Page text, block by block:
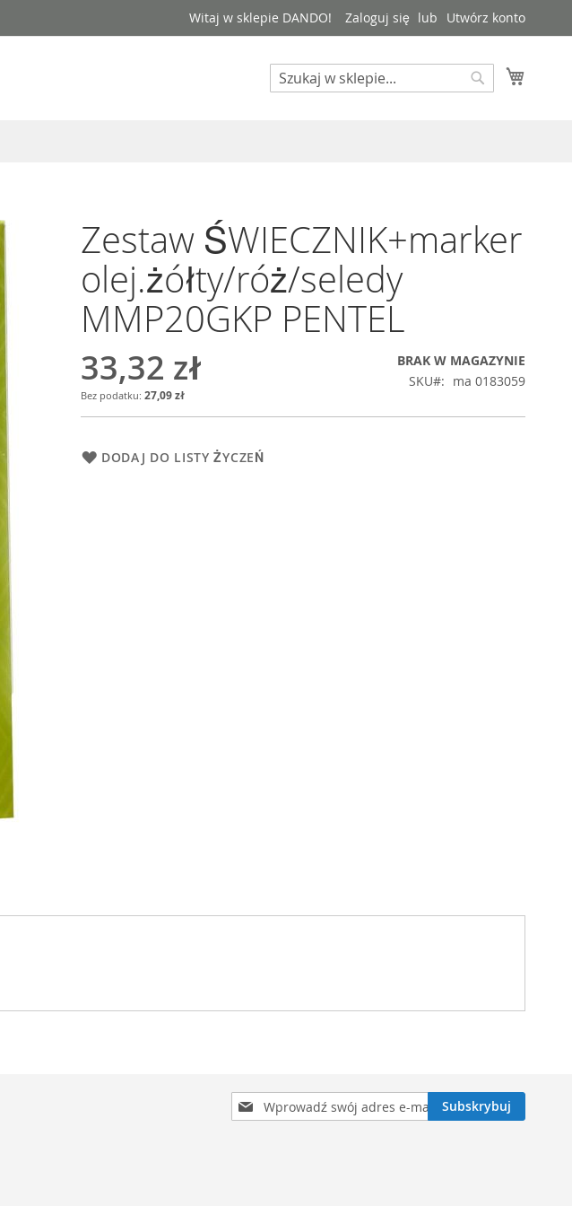
Witaj w sklepie DANDO! Zaloguj się Utwórz konto
Search
Zestaw ŚWIECZNIK+marker
olej.żółty/róż/seledy
MMP20GKP PENTEL
33,32 zł
27,09 zł
BRAK W MAGAZYNIE
SKU
ma 0183059
DODAJ DO LISTY ŻYCZEŃ
Subskrybuj
nasz
Subskrybuj